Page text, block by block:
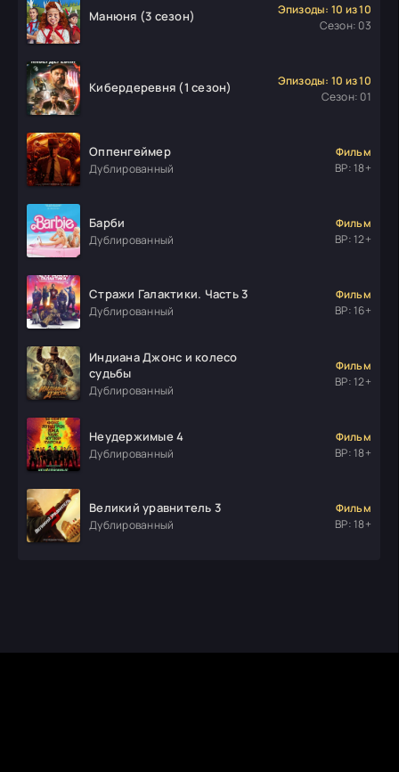
Манюня (3 сезон)
Эпизоды: 10 из 10
Сезон: 03
Кибердеревня (1 сезон)
Эпизоды: 10 из 10
Сезон: 01
Оппенгеймер
Дублированный
Фильм
ВР: 18+
Барби
Дублированный
Фильм
ВР: 12+
Стражи Галактики. Часть 3
Дублированный
Фильм
ВР: 16+
Индиана Джонс и колесо
судьбы
Дублированный
Фильм
ВР: 12+
Неудержимые 4
Дублированный
Фильм
ВР: 18+
Великий уравнитель 3
Дублированный
Фильм
ВР: 18+